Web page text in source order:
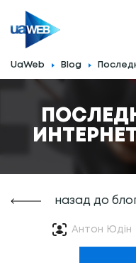
UaWeb Blog
назад до
Антон Юдін